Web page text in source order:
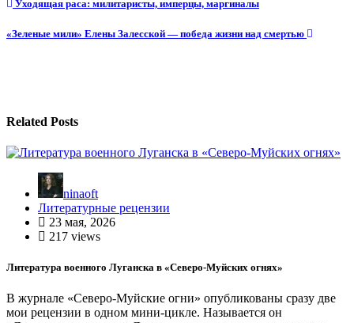
Навигация
по
Уходящая раса: милитаристы, имперцы, маргиналы
«Зеленые мили» Елены Залесской — победа жизни над смертью
Related Posts
ninaoft
Литературные рецензии
23 мая, 2026
217 views
Литература военного Луганска в «Северо-Муйских огнях»
В журнале «Северо-Муйские огни» опубликованы сразу две
мои рецензии в одном мини-цикле. Называется он